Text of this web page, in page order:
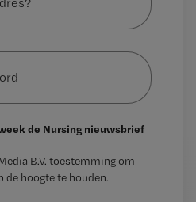
de Nursing nieuwsbrief
B.V. toestemming om
de hoogte te houden.